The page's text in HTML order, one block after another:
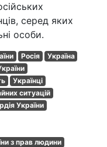
серед яких
особи.
Росія
Україна
Українці
ситуацій
України
з прав людини